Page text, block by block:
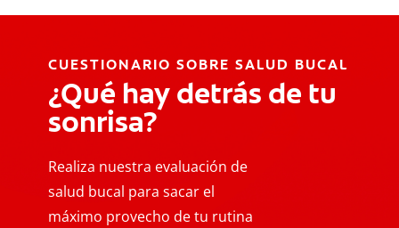
CUESTIONARIO SOBRE SALUD BUCAL
¿Qué hay detrás de tu
sonrisa?
Realiza nuestra evaluación de
salud bucal para sacar el
máximo provecho de tu rutina